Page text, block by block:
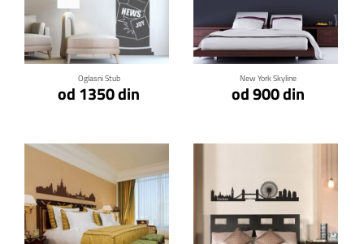
Oglasni Stub
od 1350 din
Klikni za detalje
New York Skyline
od 900 din
Klikni za detalje